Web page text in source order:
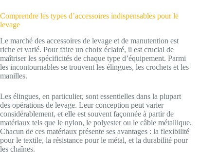
Comprendre les types d’accessoires indispensables pour le
levage
Le marché des accessoires de levage et de manutention est
riche et varié. Pour faire un choix éclairé, il est crucial de
maîtriser les spécificités de chaque type d’équipement. Parmi
les incontournables se trouvent les élingues, les crochets et les
manilles.
Les élingues, en particulier, sont essentielles dans la plupart
des opérations de levage. Leur conception peut varier
considérablement, et elle est souvent façonnée à partir de
matériaux tels que le nylon, le polyester ou le câble métallique.
Chacun de ces matériaux présente ses avantages : la flexibilité
pour le textile, la résistance pour le métal, et la durabilité pour
les chaînes.